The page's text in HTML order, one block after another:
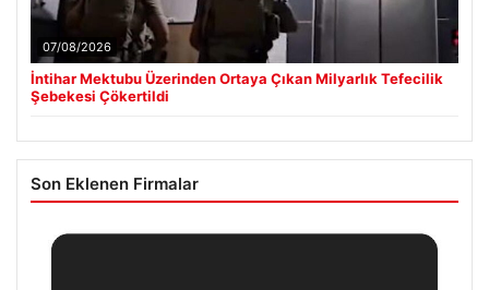
07/08/2026
İntihar Mektubu Üzerinden Ortaya Çıkan Milyarlık Tefecilik
Şebekesi Çökertildi
Son Eklenen Firmalar